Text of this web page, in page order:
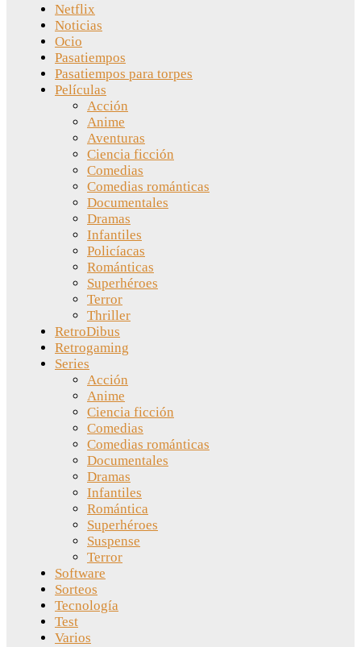
Netflix
Noticias
Ocio
Pasatiempos
Pasatiempos para torpes
Películas
Acción
Anime
Aventuras
Ciencia ficción
Comedias
Comedias románticas
Documentales
Dramas
Infantiles
Policíacas
Románticas
Superhéroes
Terror
Thriller
RetroDibus
Retrogaming
Series
Acción
Anime
Ciencia ficción
Comedias
Comedias románticas
Documentales
Dramas
Infantiles
Romántica
Superhéroes
Suspense
Terror
Software
Sorteos
Tecnología
Test
Varios